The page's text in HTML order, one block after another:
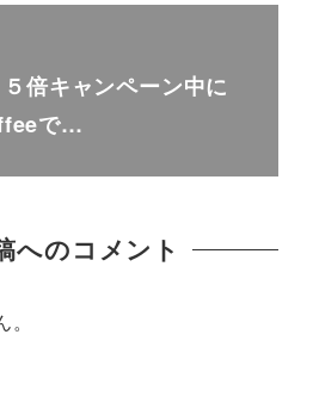
倍キャンペーン中に
で…
へのコメント